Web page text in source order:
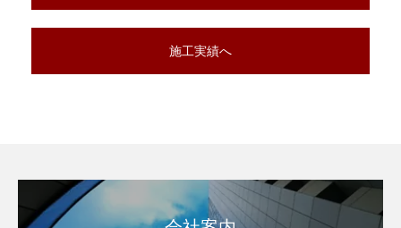
施工実績へ